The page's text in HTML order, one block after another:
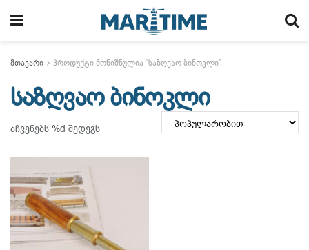
მთავარი პროდუქტი მონიშნულია “საზღვაო ბინოკლი”
საზღვაო ბინოკლი
აჩვენებს %d შედეგს